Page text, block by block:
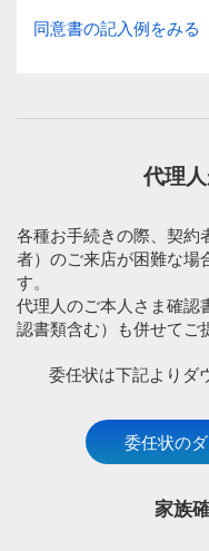
同意書の記入例をみる
代理
各種お手続きの際、契約
者）のご来店が困難な場
す。
代理人のご本人さま確認
認書類含む）も併せてご
委任状は下記よりダ
委任状の
家族